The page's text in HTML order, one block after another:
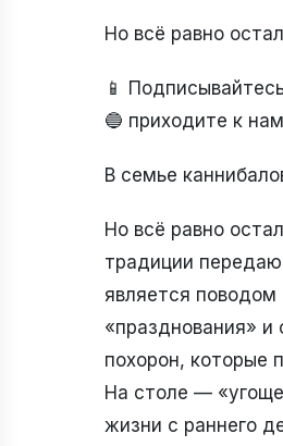
Но всё равно
📱
🔵 приходите к
В семье
Но всё равно
традиции
является
«празднования» и
похорон, которые
На столе —
жизни с раннего